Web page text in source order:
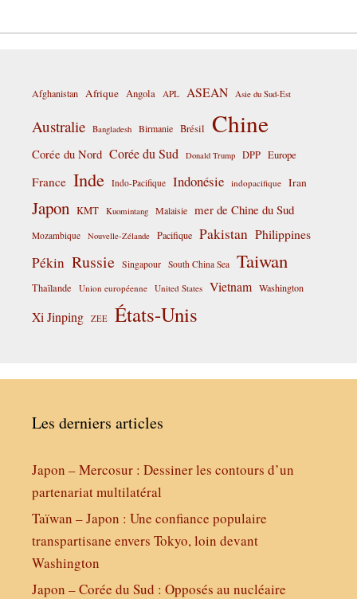
Afghanistan Afrique Angola APL ASEAN Asie du Sud-Est
Australie Bangladesh Birmanie Brésil Chine
Corée du Nord Corée du Sud Donald Trump DPP Europe
France Inde Indo-Pacifique Indonésie indopacifique Iran
Japon KMT Kuomintang Malaisie mer de Chine du Sud
Mozambique Nouvelle-Zélande Pacifique Pakistan Philippines
Pékin Russie Singapour South China Sea Taiwan
Thaïlande Union européenne United States Vietnam Washington
Xi Jinping ZEE États-Unis
Les derniers articles
Japon – Mercosur : Dessiner les contours d’un
partenariat multilatéral
Taïwan – Japon : Une confiance populaire
transpartisane envers Tokyo, loin devant
Washington
Japon – Corée du Sud : Opposés au nucléaire